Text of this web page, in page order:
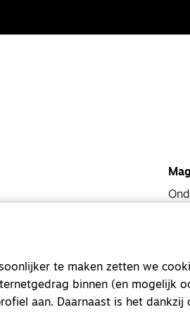
te maken zetten we
binnen (en mogelijk
aan. Daarnaast is het